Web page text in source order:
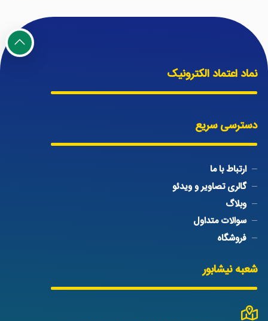
نماد اعتماد الکترونیک
دسترسی سریع
ارتباط با ما
گالری تصاویر و ویدئو
وبلاگ
سوالات متداول
فروشگاه
شعبه نیشابور